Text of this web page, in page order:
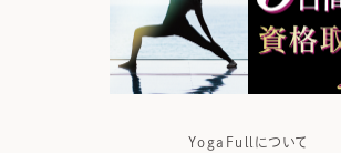
YogaFullについて